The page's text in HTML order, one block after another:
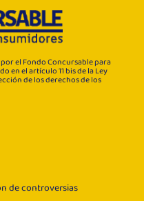
el Fondo Concursable para
en el artículo 11 bis de la Ley
de los derechos de los
de controversias